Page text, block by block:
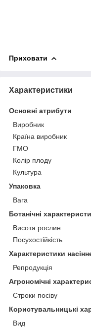
Приховати
Характеристики
Основні атрибути
Виробник
Країна виробник
ГМО
Колір плоду
Культура
Упаковка
Вага
Ботанічні
Висота рослин
Посухостійкість
Характеристики
Репродукція
Агрономічні
Строки посіву
Користувальницькі
Вид